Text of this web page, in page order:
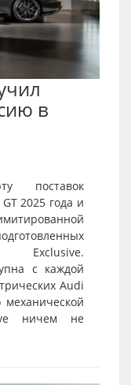
в
поставок
2025 года и
Exclusive.
с каждой
Audi
ничем не